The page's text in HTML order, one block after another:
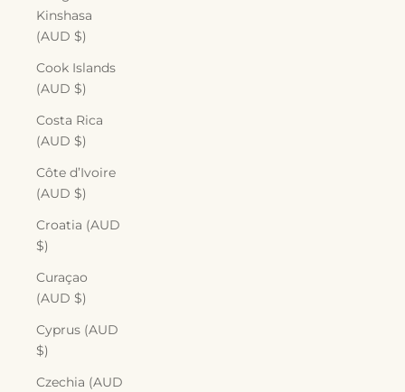
Kinshasa
(AUD $)
Cook Islands
(AUD $)
Costa Rica
(AUD $)
Côte d’Ivoire
(AUD $)
Croatia (AUD
$)
Curaçao
(AUD $)
Cyprus (AUD
$)
Czechia (AUD